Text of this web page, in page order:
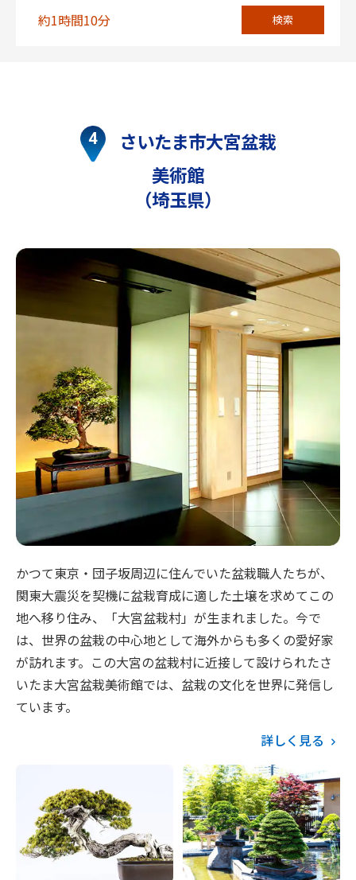
約1時間10分 検索
さいたま市大宮盆栽
美術館
（埼玉県）
かつて東京・団子坂周辺に住んでいた盆栽職人たちが、
関東大震災を契機に盆栽育成に適した土壌を求めてこの
地へ移り住み、「大宮盆栽村」が生まれました。今で
は、世界の盆栽の中心地として海外からも多くの愛好家
が訪れます。この大宮の盆栽村に近接して設けられたさ
いたま大宮盆栽美術館では、盆栽の文化を世界に発信し
ています。
詳しく見る